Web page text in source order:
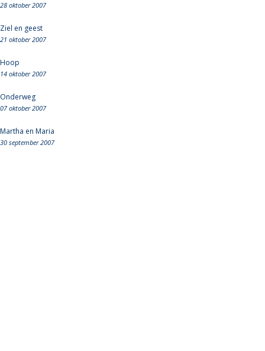
28 oktober 2007
Ziel en geest
21 oktober 2007
Hoop
14 oktober 2007
Onderweg
07 oktober 2007
Martha en Maria
30 september 2007